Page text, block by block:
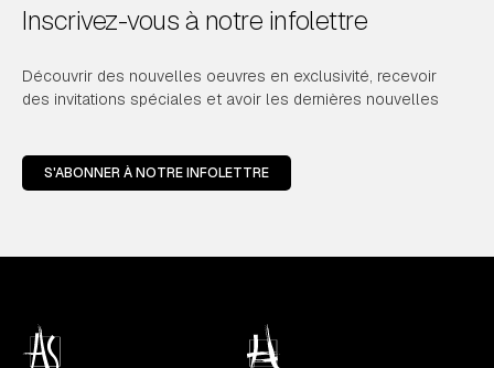
Inscrivez-vous à notre infolettre
Découvrir des nouvelles oeuvres en exclusivité, recevoir
des invitations spéciales et avoir les dernières nouvelles
S'ABONNER À NOTRE INFOLETTRE